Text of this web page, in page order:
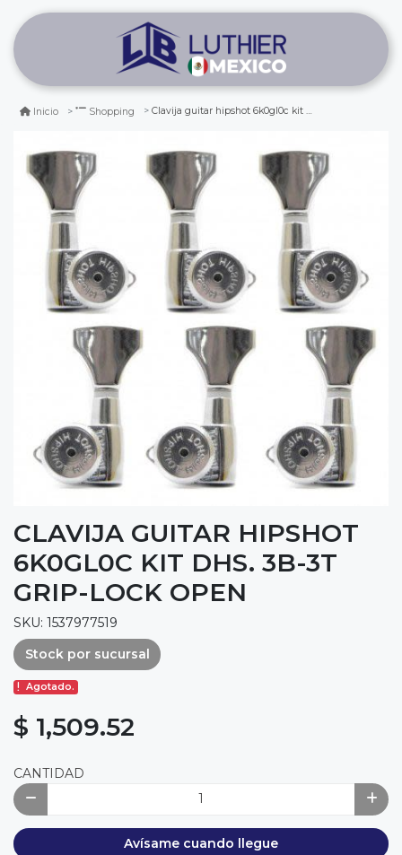
Inicio Shopping Clavija guitar hipshot 6k0gl0c kit dhs. 3b-3t grip-lock open
CLAVIJA GUITAR HIPSHOT
6K0GL0C KIT DHS. 3B-3T
GRIP-LOCK OPEN
SKU: 1537977519
Stock por sucursal
Agotado.
$ 1,509.52
CANTIDAD
Avísame cuando llegue